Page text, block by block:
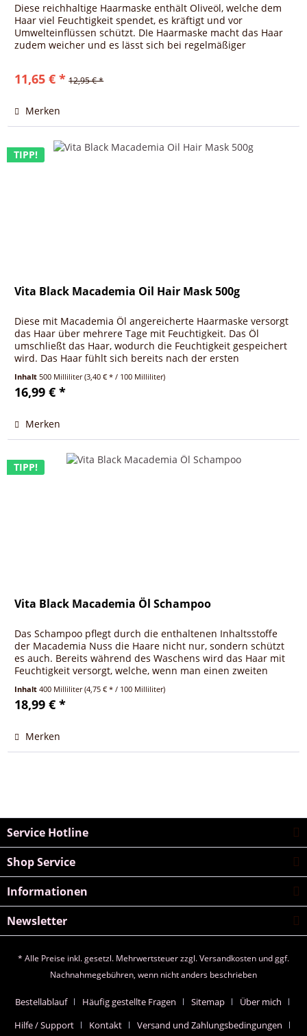
Diese reichhaltige Haarmaske enthält Oliveöl, welche dem
Haar viel Feuchtigkeit spendet, es kräftigt und vor
Umwelteinflüssen schützt. DIe Haarmaske macht das Haar
zudem weicher und es lässt sich bei regelmäßiger
11,65 € * 12,95 € *
Merken
TIPP!
Vita Black Macademia Oil Hair Mask 500g
Diese mit Macademia Öl angereicherte Haarmaske versorgt
das Haar über mehrere Tage mit Feuchtigkeit. Das Öl
umschließt das Haar, wodurch die Feuchtigkeit gespeichert
wird. Das Haar fühlt sich bereits nach der ersten
Inhalt 500 Milliliter(3,40 € * / 100 Milliliter)
16,99 € *
Merken
TIPP!
Vita Black Macademia Öl Schampoo
Das Schampoo pflegt durch die enthaltenen Inhaltsstoffe
der Macademia Nuss die Haare nicht nur, sondern schützt
es auch. Bereits während des Waschens wird das Haar mit
Feuchtigkeit versorgt, welche, wenn man einen zweiten
Inhalt400 Milliliter(4,75 € * / 100 Milliliter)
18,99 € *
Merken
Service Hotline
Shop Service
Informationen
Newsletter
* Alle Preise inkl. gesetzl. Mehrwertsteuer zzgl.Versandkosten und ggf.
Nachnahmegebühren, wenn nicht anders beschrieben
Bestellablauf Häufig gestellte Fragen Sitemap
Über mich
Hilfe / Support
Kontakt Versand und Zahlungsbedingungen